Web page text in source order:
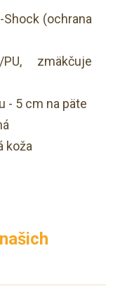
(ochrana
zmäkčuje
- 5 cm na päte
koža